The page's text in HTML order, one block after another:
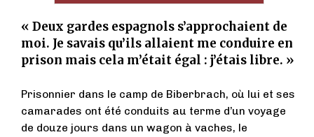
« Deux gardes espagnols s’approchaient de
moi. Je savais qu’ils allaient me conduire en
prison mais cela m’était égal : j’étais libre. »
Prisonnier dans le camp de Biberbrach, où lui et ses
camarades ont été conduits au terme d’un voyage
de douze jours dans un wagon à vaches, le